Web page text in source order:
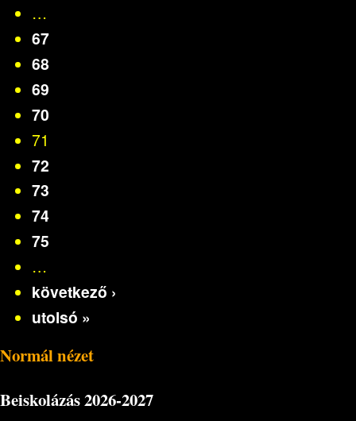
…
67
68
69
70
71
72
73
74
75
…
következő ›
utolsó »
Normál nézet
Beiskolázás2026-2027